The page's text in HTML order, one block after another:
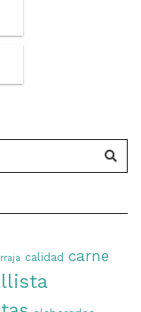
calidad carne